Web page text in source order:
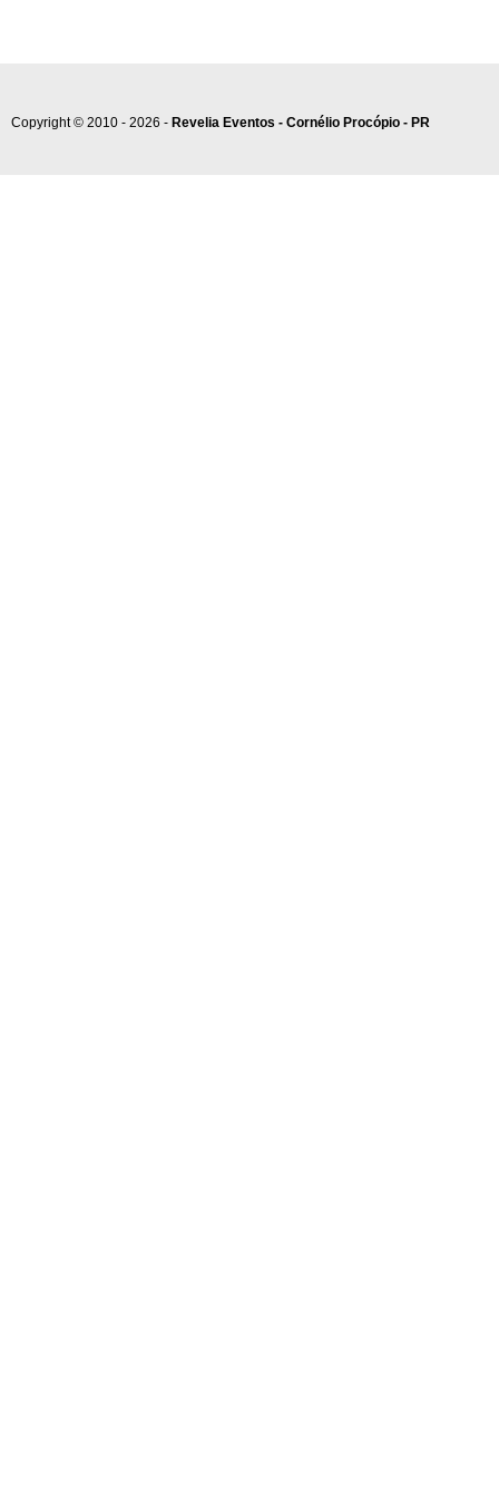
Copyright © 2010 - 2026 - Revelia Eventos - Cornélio Procópio - PR